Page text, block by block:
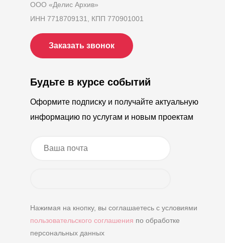
ООО «Делис Архив»
ИНН 7718709131, КПП 770901001
Заказать звонок
Будьте в курсе событий
Оформите подписку и получайте актуальную
информацию по услугам и новым проектам
Нажимая на кнопку, вы соглашаетесь с условиями
пользовательского соглашения по обработке
персональных данных